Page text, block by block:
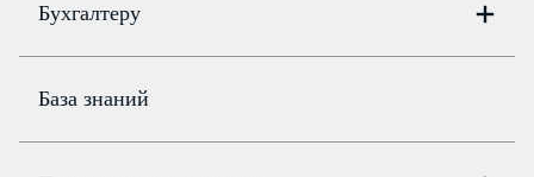
Бухгалтеру
Цены
Бюро
База знаний